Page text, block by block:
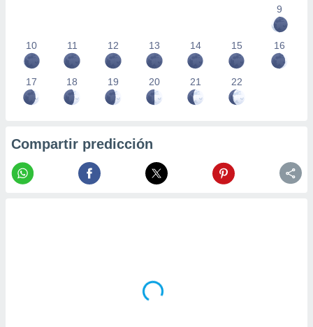
9
10 11 12 13 14 15 16
17 18 19 20 21 22
Compartir predicción